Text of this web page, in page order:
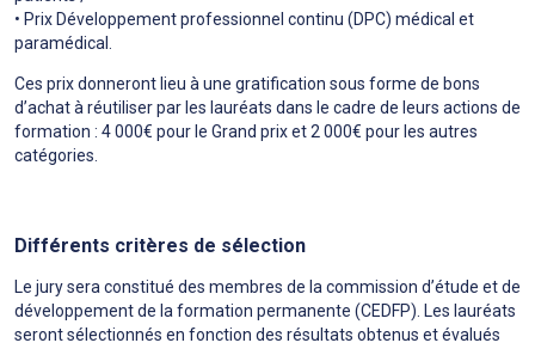
• Prix Développement professionnel continu (DPC) médical et
paramédical.
Ces prix donneront lieu à une gratification sous forme de bons
d’achat à réutiliser par les lauréats dans le cadre de leurs actions de
formation : 4 000€ pour le Grand prix et 2 000€ pour les autres
catégories.
Différents critères de sélection
Le jury sera constitué des membres de la commission d’étude et de
développement de la formation permanente (CEDFP). Les lauréats
seront sélectionnés en fonction des résultats obtenus et évalués